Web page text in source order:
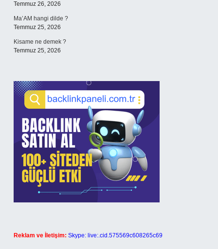
Temmuz 26, 2026
Ma’AM hangi dilde ?
Temmuz 25, 2026
Kisame ne demek ?
Temmuz 25, 2026
Reklam ve İletişim: Skype: live:.cid.575569c608265c69